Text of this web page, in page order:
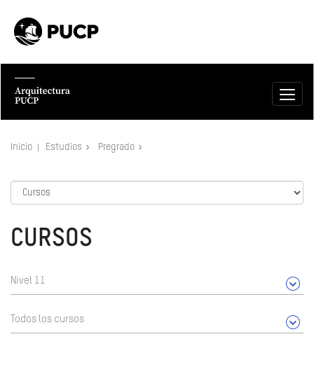
Inicio Estudios Pregrado
CURSOS
Nivel 11
Todos los cursos